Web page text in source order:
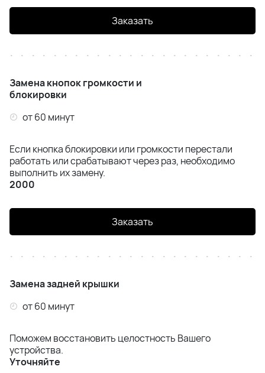
Заказать
Замена кнопок громкости и
блокировки
от 60 минут
Если кнопка блокировки или громкости перестали
работать или срабатывают через раз, необходимо
выполнить их замену.
2000
Заказать
Замена задней крышки
от 60 минут
Поможем восстановить целостность Вашего
устройства.
Уточняйте